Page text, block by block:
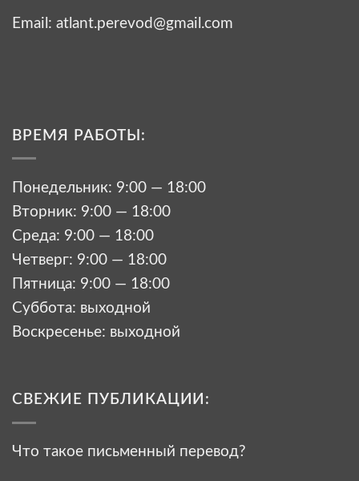
Email: atlant.perevod@gmail.com
ВРЕМЯ РАБОТЫ:
Понедельник: 9:00 — 18:00
Вторник: 9:00 — 18:00
Среда: 9:00 — 18:00
Четверг: 9:00 — 18:00
Пятница: 9:00 — 18:00
Суббота: выходной
Воскресенье: выходной
СВЕЖИЕ ПУБЛИКАЦИИ:
Что такое письменный перевод?